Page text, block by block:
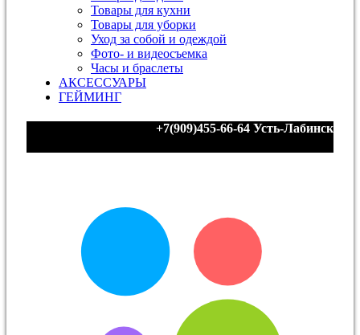
Товары для кухни
Товары для уборки
Уход за собой и одеждой
Фото- и видеосъемка
Часы и браслеты
АКСЕССУАРЫ
ГЕЙМИНГ
+7(909)455-66-64 Усть-Лабинск